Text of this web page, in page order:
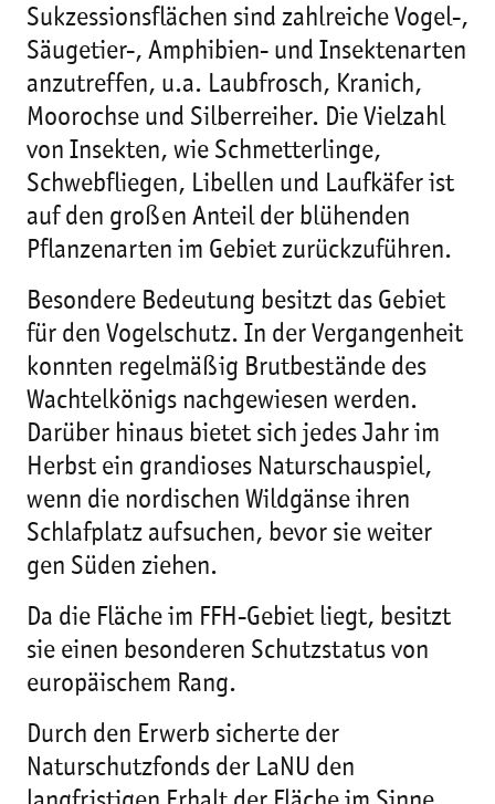
Sukzessionsflächen sind zahlreiche Vogel-,
Säugetier-, Amphibien- und Insektenarten
anzutreffen, u.a. Laubfrosch, Kranich,
Moorochse und Silberreiher. Die Vielzahl
von Insekten, wie Schmetterlinge,
Schwebfliegen, Libellen und Laufkäfer ist
auf den großen Anteil der blühenden
Pflanzenarten im Gebiet zurückzuführen.
Besondere Bedeutung besitzt das Gebiet
für den Vogelschutz. In der Vergangenheit
konnten regelmäßig Brutbestände des
Wachtelkönigs nachgewiesen werden.
Darüber hinaus bietet sich jedes Jahr im
Herbst ein grandioses Naturschauspiel,
wenn die nordischen Wildgänse ihren
Schlafplatz aufsuchen, bevor sie weiter
gen Süden ziehen.
Da die Fläche im FFH-Gebiet liegt, besitzt
sie einen besonderen Schutzstatus von
europäischem Rang.
Durch den Erwerb sicherte der
Naturschutzfonds der LaNU den